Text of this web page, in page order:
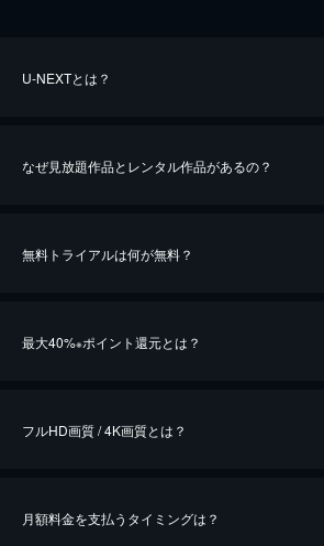
U-NEXTとは？
なぜ見放題作品とレンタル作品があるの？
無料トライアルは何が無料？
最大40%※ポイント還元とは？
※40％ポイント還元の対象は、クレジットカード決済による
フルHD画質 / 4K画質とは？
月額料金を支払うタイミングは？